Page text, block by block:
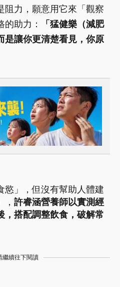
阻力，願意用它來「觀察
助力：
「猛健樂（減肥
是讓你更清楚看見，你原
慾」，但沒有幫助人體建
， 許睿涵營養師以實測經
，搭配調整飲食，破解常
繼續往下閱讀